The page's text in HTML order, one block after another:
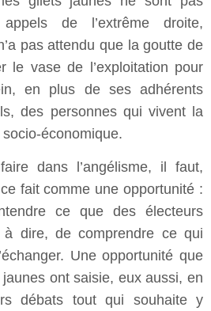
de l’extrême droite,
pas attendu que la goutte de
le vase de l’exploitation pour
en plus de ses adhérents
des personnes qui vivent la
économique.
dans l’angélisme, il faut,
fait comme une opportunité :
ce que des électeurs
à dire, de comprendre ce qui
Une opportunité que
ont saisie, eux aussi, en
débats tout qui souhaite y